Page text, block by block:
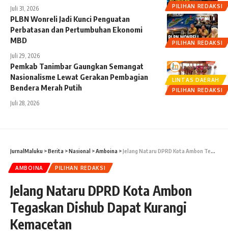
PILIHAN REDAKSI
Juli 31, 2026
PILIHAN REDAKSI
PLBN Wonreli Jadi Kunci Penguatan
Perbatasan dan Pertumbuhan Ekonomi
MBD
Juli 29, 2026
LINTAS DAERAH
PILIHAN REDAKSI
Pemkab Tanimbar Gaungkan Semangat
Nasionalisme Lewat Gerakan Pembagian
Bendera Merah Putih
Juli 28, 2026
JurnalMaluku >Berita >Nasional >Amboina >Jelang Nataru DPRD Kota Ambon Tegaskan Dishub Dapat Kurangi Kemacetan
AMBOINA PILIHAN REDAKSI
Jelang Nataru DPRD Kota Ambon
Tegaskan Dishub Dapat Kurangi
Kemacetan